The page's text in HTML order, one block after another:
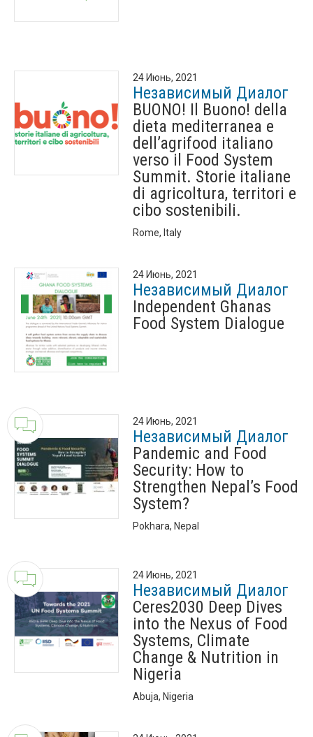
24 Июнь, 2021
Независимый Диалог
BUONO! Il Buono! della
dieta mediterranea e
dell’agrifood italiano
verso il Food System
Summit. Storie italiane
di agricoltura, territori e
cibo sostenibili.
Rome, Italy
24 Июнь, 2021
Независимый Диалог
Independent Ghanas
Food System Dialogue
24 Июнь, 2021
Независимый Диалог
Pandemic and Food
Security: How to
Strengthen Nepal’s Food
System?
Pokhara, Nepal
24 Июнь, 2021
Независимый Диалог
Ceres2030 Deep Dives
into the Nexus of Food
Systems, Climate
Change & Nutrition in
Nigeria
Abuja, Nigeria